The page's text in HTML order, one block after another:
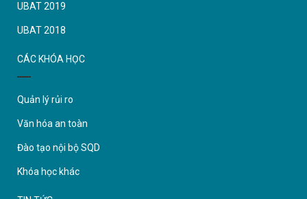
UBAT 2019
UBAT 2018
CÁC KHÓA HỌC
Quản lý rủi ro
Văn hóa an toàn
Đào tạo nội bộ SQD
Khóa học khác